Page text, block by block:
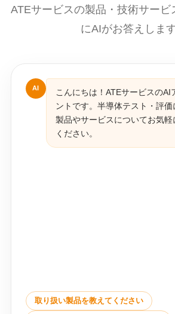
ATEサービスの製品・技術サービ
にAIがお答えします
AI
こんにちは！ATEサービスのAI
ントです。半導体テスト・評価
製品やサービスについてお気軽
ください。
取り扱い製品を教えてください